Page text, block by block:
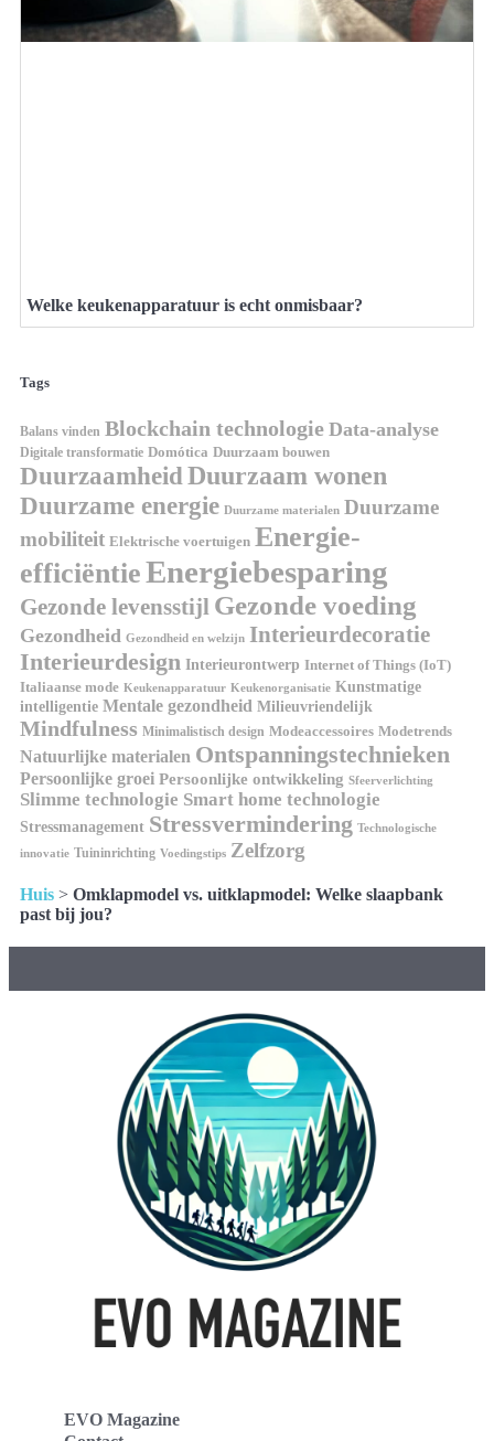
Welke keukenapparatuur is echt onmisbaar?
Tags
Balans vinden Blockchain technologie Data-analyse
Digitale transformatie Domótica Duurzaam bouwen
Duurzaamheid Duurzaam wonen
Duurzame energie Duurzame materialen Duurzame
mobiliteit Elektrische voertuigen Energie-
efficiëntieEnergiebesparing
Gezonde levensstijl Gezonde voeding
Gezondheid Gezondheid en welzijn Interieurdecoratie
Interieurdesign Interieurontwerp Internet of Things (IoT)
Italiaanse mode Keukenapparatuur Keukenorganisatie Kunstmatige
intelligentie Mentale gezondheid Milieuvriendelijk
Mindfulness Minimalistisch design Modeaccessoires Modetrends
Natuurlijke materialen Ontspanningstechnieken
Persoonlijke groei Persoonlijke ontwikkeling Sfeerverlichting
Slimme technologie Smart home technologie
Stressmanagement Stressvermindering Technologische
innovatie Tuininrichting Voedingstips Zelfzorg
Huis > Omklapmodel vs. uitklapmodel: Welke slaapbank
past bij jou?
EVO Magazine